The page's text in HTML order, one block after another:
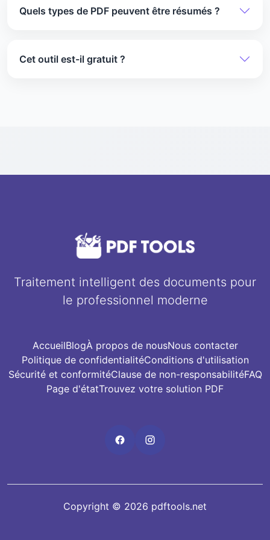
résultats précis et fiables.
Quels types de PDF peuvent être résumés ?
fichiers complets.
Cet outil est-il gratuit ?
Traitement intelligent des documents pour
le professionnel moderne
AccueilBlogÀ propos de nousNous contacter
Politique de confidentialitéConditions d'utilisation
Sécurité et conformitéClause de non-responsabilitéFAQ
Page d'étatTrouvez votre solution PDF
Copyright © 2026 pdftools.net